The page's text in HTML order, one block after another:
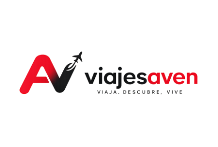
contenido